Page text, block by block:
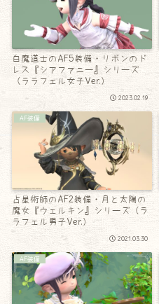
白魔道士のAF5装備・リボンのド
レス『シアファニー』シリーズ
（ララフェル女子Ver.）
2023.02.19
AF装備
占星術師のAF2装備・月と太陽の
魔女『ウェルキン』シリーズ（ラ
ラフェル男子Ver.）
2021.03.30
AF装備